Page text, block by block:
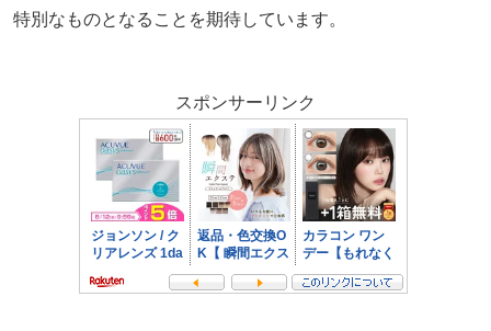
特別なものとなることを期待しています。
スポンサーリンク